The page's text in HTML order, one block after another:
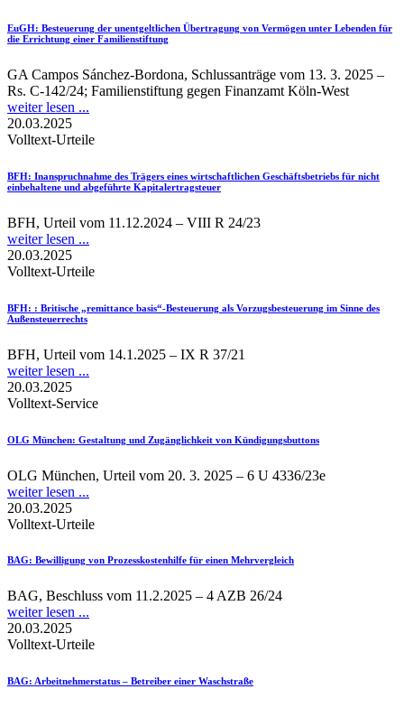
EuGH: Besteuerung der unentgeltlichen Übertragung von Vermögen unter Lebenden für
die Errichtung einer Familienstiftung
GA Campos Sánchez-Bordona, Schlussanträge vom 13. 3. 2025 –
Rs. C-142/24; Familienstiftung gegen Finanzamt Köln-West
weiter lesen ...
20.03.2025
Volltext-Urteile
BFH: Inanspruchnahme des Trägers eines wirtschaftlichen Geschäftsbe­triebs für nicht
einbehaltene und abgeführte Kapitalertragsteuer
BFH, Urteil vom 11.12.2024 – VIII R 24/23
weiter lesen ...
20.03.2025
Volltext-Urteile
BFH: : Britische „remittance basis“-Besteuerung als Vorzugsbesteuerung im Sinne des
Außensteuerrechts
BFH, Urteil vom 14.1.2025 – IX R 37/21
weiter lesen ...
20.03.2025
Volltext-Service
OLG München: Gestaltung und Zugänglichkeit von Kündigungsbuttons
OLG München, Urteil vom 20. 3. 2025 – 6 U 4336/23e
weiter lesen ...
20.03.2025
Volltext-Urteile
BAG: Bewilligung von Prozesskostenhilfe für einen Mehrvergleich
BAG, Beschluss vom 11.2.2025 – 4 AZB 26/24
weiter lesen ...
20.03.2025
Volltext-Urteile
BAG: Arbeitnehmerstatus – Betreiber einer Waschstraße